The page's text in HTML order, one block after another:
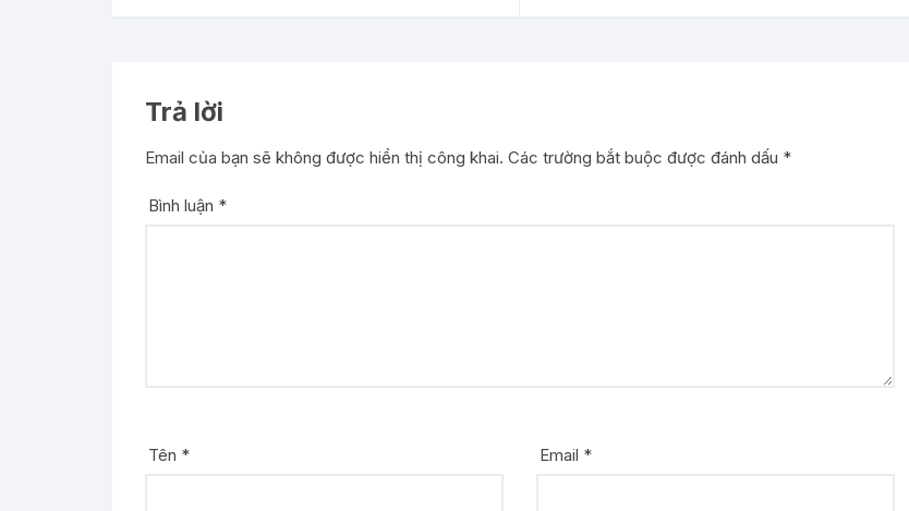
Trả lời
Email của bạn sẽ không được hiển thị công khai. Các trường bắt buộc được đánh dấu *
Bình luận *
Tên * Email *